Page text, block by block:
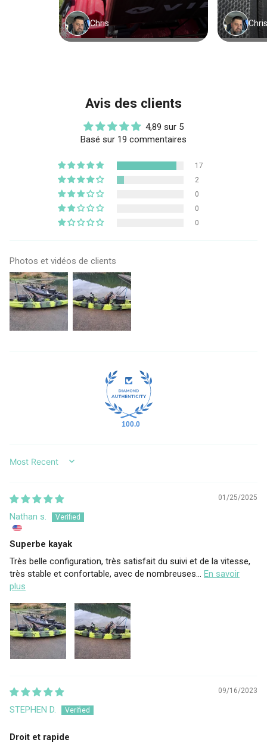
Avis des clients
4,89 sur 5
Basé sur 19 commentaires
17
2
0
0
0
Photos et vidéos de clients
100.0
SORT BY
01/25/2025
Nathan s.
Superbe kayak
Très belle configuration, très satisfait du suivi et de la vitesse,
très stable et confortable, avec de nombreuses... En savoir
plus
09/16/2023
STEPHEN D.
Droit et rapide